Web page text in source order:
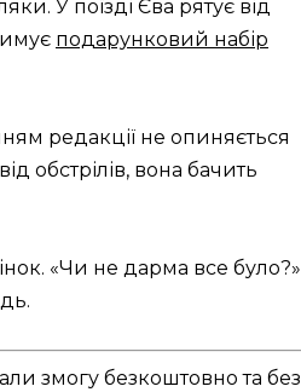
У поїзді Єва рятує від
подарунковий набір
редакції не опиняється
обстрілів, вона бачить
«Чи не дарма все було?»
змогу безкоштовно та без